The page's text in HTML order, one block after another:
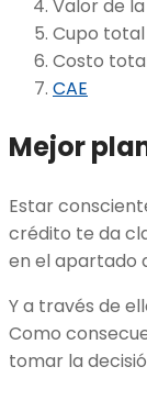
Valor de
Cupo
Costo
CAE
Mejor
Estar
crédito te da
en el apartado
Y a través de
Como
tomar la